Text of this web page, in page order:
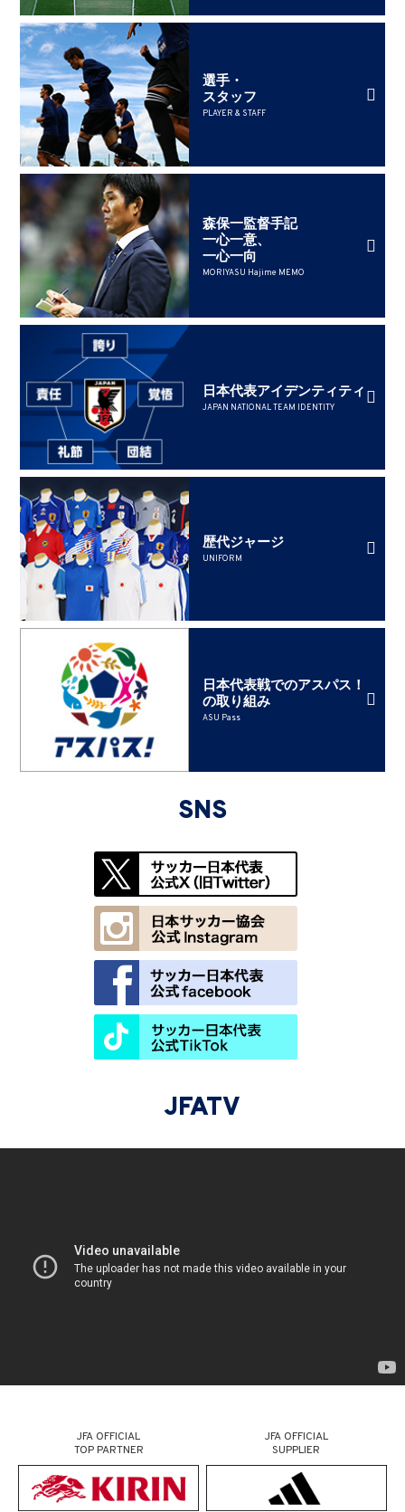
選手・
スタッフ
PLAYER & STAFF
森保一監督手記
一心一意、
一心一向
MORIYASU Hajime MEMO
日本代表アイデンティティ
JAPAN NATIONAL TEAM IDENTITY
歴代ジャージ
UNIFORM
日本代表戦でのアスパス！
の取り組み
ASU Pass
SNS
JFATV
JFA OFFICIAL
TOP PARTNER
JFA OFFICIAL
SUPPLIER